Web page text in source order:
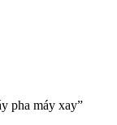
pha máy xay”